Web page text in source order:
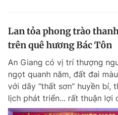
Lan tỏa phong trào
trên quê hương Bác Tôn
An Giang có vị trí thượng
ngọt quanh năm, đất đai
với dãy “thất sơn” huyền bí,
lịch phát triển... rất thuận lợi